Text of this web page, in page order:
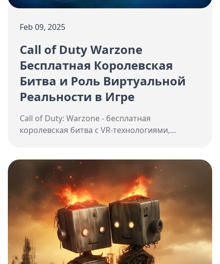
Feb 09, 2025
Call of Duty Warzone
Бесплатная Королевская
Битва и Роль Виртуальной
Реальности в Игре
Call of Duty: Warzone - бесплатная
королевская битва с VR-технологиями,
игровым опытом и социальными функциями.